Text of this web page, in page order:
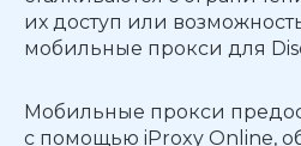
их доступ или
мобильные прокси для
Мобильные прокси
с помощью iProxy Online,